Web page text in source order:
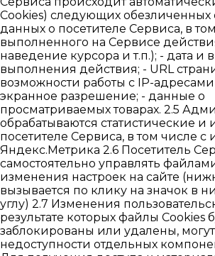
Cookies) следующих обезличенных
данных о посетителе Сервиса, в
выполненного на Сервисе
наведение курсора и т.п.); - дата и
выполнения действия; - URL
возможности работы с IP-адресами
экранное разрешение; - данные о
просматриваемых товарах. 2.5
обрабатываются статистические
посетителе Сервиса, в том числе с
Яндекс.Метрика 2.6 Посетитель
самостоятельно управлять
изменения настроек на сайте
вызывается по клику на значок в
углу) 2.7 Изменения
результате которых файлы Cookies
заблокированы или удалены,
недоступности отдельных